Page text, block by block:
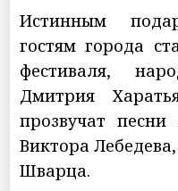
Истинным
гостям города
фестиваля,
Дмитрия
прозвучат песни
Виктора
Шварца.